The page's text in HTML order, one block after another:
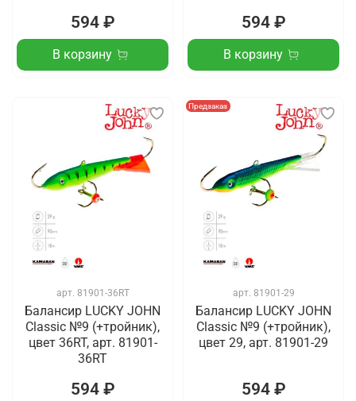
594 ₽
В корзину
594 ₽
В корзину
арт. 81901-36RT
Балансир LUCKY JOHN
Classic №9 (+тройник),
цвет 36RT, арт. 81901-
36RT
594 ₽
Предзаказ
арт. 81901-29
Балансир LUCKY JOHN
Classic №9 (+тройник),
цвет 29, арт. 81901-29
594 ₽